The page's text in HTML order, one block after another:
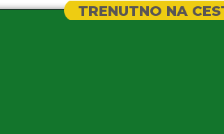
TRENUTNO NA